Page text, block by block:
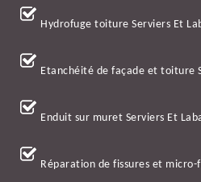
Hydrofuge toiture Serviers Et
Etanchéité de façade et toiture
Enduit sur muret Serviers Et
Réparation de fissures et micro-